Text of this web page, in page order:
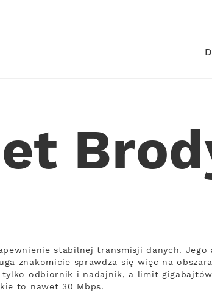
stabilnej transmisji danych.
znakomicie sprawdza się więc na
odbiornik i nadajnik, a limit
to nawet 30 Mbps.